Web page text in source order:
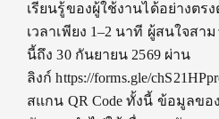
เรียนรู้ของผู้ใช้งานได้อย่างตร
เวลาเพียง 1–2 นาที ผู้สนใจส
นี้ถึง 30 กันยายน 2569 ผ่าน
ลิงก์ https://forms.gle/
สแกน QR Code ทั้งนี้ ข้อมูลขอ